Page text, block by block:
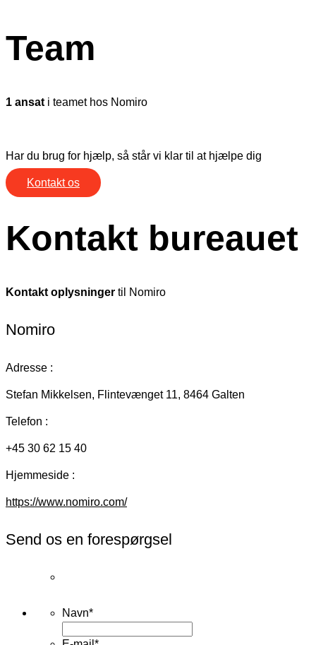
Team
1 ansat i teamet hos Nomiro
Har du brug for hjælp, så står vi klar til at hjælpe dig
Kontakt os
Kontakt bureauet
Kontakt oplysninger til Nomiro
Nomiro
Adresse :
Stefan Mikkelsen, Flintevænget 11, 8464 Galten
Telefon :
+45 30 62 15 40
Hjemmeside :
https://www.nomiro.com/
Send os en forespørgsel
Navn*